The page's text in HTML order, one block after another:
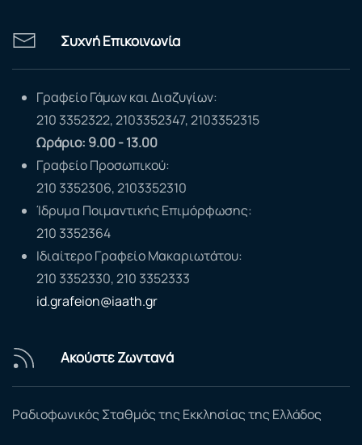
Συχνή Επικοινωνία
Γραφείο Γάμων και Διαζυγίων:
210 3352322, 2103352347, 2103352315
Ωράριο: 9.00 - 13.00
Γραφείο Προσωπικού:
210 3352306, 2103352310
Ίδρυμα Ποιμαντικής Επιμόρφωσης:
210 3352364
Ιδιαίτερο Γραφείο Μακαριωτάτου:
210 3352330, 210 3352333
id.grafeion@iaath.gr
Ακούστε Ζωντανά
Ραδιοφωνικός Σταθμός της Εκκλησίας της Ελλάδος